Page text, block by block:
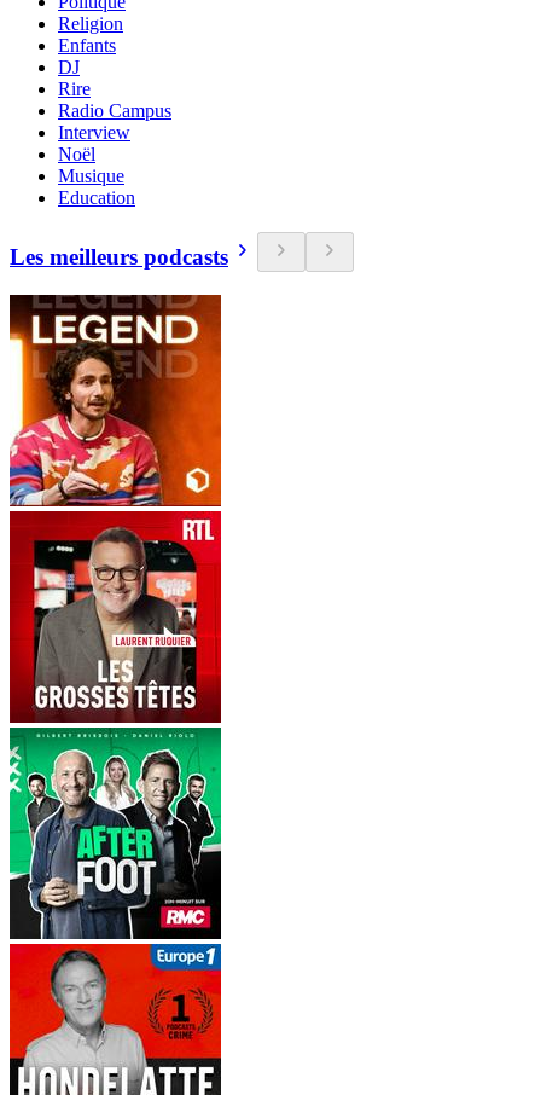
Religion
Enfants
DJ
Rire
Radio Campus
Interview
Noël
Musique
Education
Les meilleurs podcasts